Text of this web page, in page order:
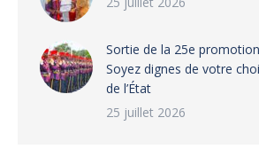
‎Sortie de la 25e promotion
Soyez dignes de votre
de l’État
25 juillet 2026